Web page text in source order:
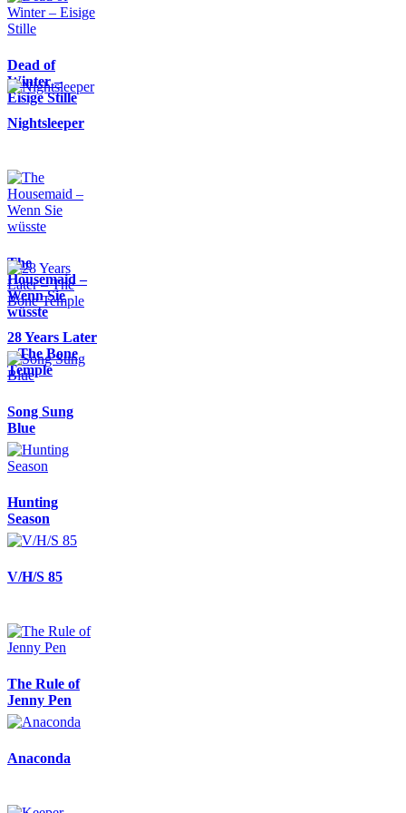
Dead of
Winter –
Eisige Stille
Nightsleeper
The
Housemaid –
Wenn Sie
wüsste
28 Years Later
– The Bone
Temple
Song Sung
Blue
Hunting
Season
V/H/S 85
The Rule of
Jenny Pen
Anaconda